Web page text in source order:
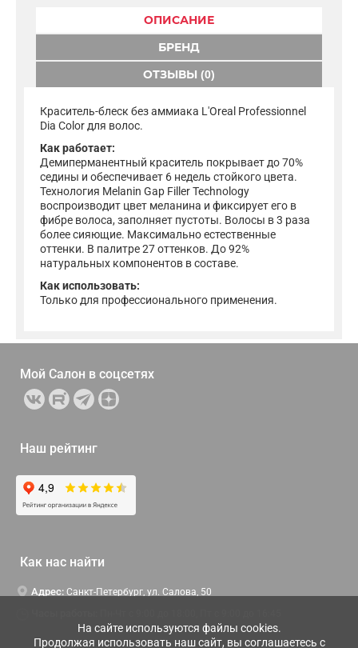
На сайте используются файлы cookies.
Продолжая использовать наш сайт, вы соглашаетесь с
ОПИСАНИЕ
БРЕНД
ОТЗЫВЫ (0)
Краситель-блеск без аммиака L'Oreal Professionnel
Dia Color для волос.
Как работает:
Демиперманентный краситель покрывает до 70%
седины и обеспечивает 6 недель стойкого цвета.
Технология Melanin Gap Filler Technology
воспроизводит цвет меланина и фиксирует его в
фибре волоса, заполняет пустоты. Волосы в 3 раза
более сияющие. Максимально естественные
оттенки. В палитре 27 оттенков. До 92%
натуральных компонентов в составе.
Как использовать:
Только для профессионального применения.
Мой Салон в соцсетях
Наш рейтинг
Как нас найти
Адрес: Санкт-Петербург, ул. Салова, 50